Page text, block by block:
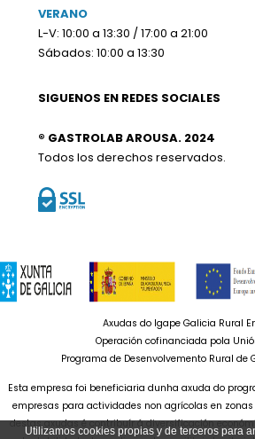
Utilizamos cookies propias y de terceros para
VERANO
L-V: 10:00 a 13:30 / 17:00 a 21:00
Sábados: 10:00 a 13:30
SIGUENOS EN REDES SOCIALES
® GASTROLAB AROUSA. 2024
Todos los derechos reservados.
Axudas do Igape Galicia Rural
Operación cofinanciada pola
Programa de Desenvolvemento Rural de
Esta empresa foi beneficiaria dunha axuda do
empresas para actividades non agrícolas en
destas axudas é contribuír á diversificación